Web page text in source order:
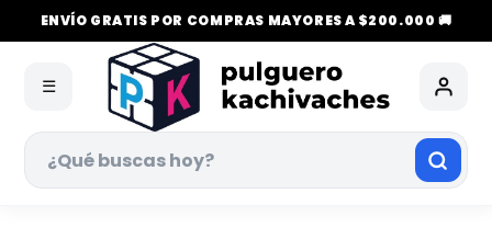
ENVÍO GRATIS POR COMPRAS MAYORES A $200.000 🚚
☰